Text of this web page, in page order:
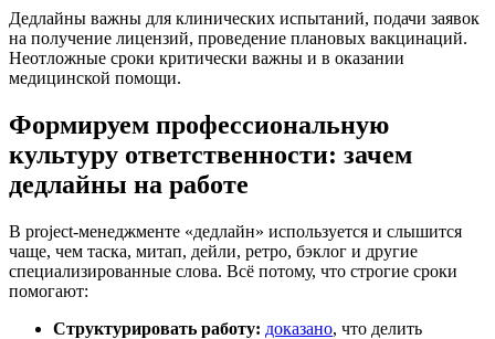
Дедлайны важны для клинических испытаний, подачи заявок
на получение лицензий, проведение плановых вакцинаций.
Неотложные сроки критически важны и в оказании
медицинской помощи.
Формируем профессиональную
культуру ответственности: зачем
дедлайны на работе
В project-менеджменте «дедлайн» используется и слышится
чаще, чем таска, митап, дейли, ретро, бэклог и другие
специализированные слова. Всё потому, что строгие сроки
помогают:
Структурировать работу: доказано, что делить